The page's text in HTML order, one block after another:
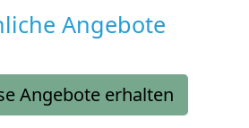
Angebote
Angebote erhalten